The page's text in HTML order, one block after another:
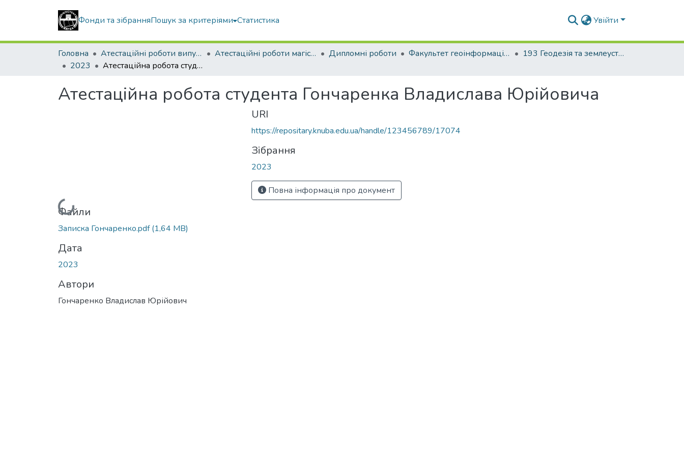
Фонди та зібранняПошук за критеріями Статистика Увійти
Головна Атестаційні роботи випускників Атестаційні роботи магістрів Дипломні роботи Факультет геоінформаційних систем та управління територіями
193 Геодезія та землеустрій. Геодезія
2023
Атестаційна робота студента Гончаренка Владислава Юрійовича
Атестаційна робота студента Гончаренка Владислава Юрійовича
Вантажиться...
Файли
Записка Гончаренко.pdf(1,64 MB)
Дата
2023
Автори
Гончаренко Владислав Юрійович
URI
https://repositary.knuba.edu.ua/handle/123456789/17074
Зібрання
2023
Повна інформація про документ